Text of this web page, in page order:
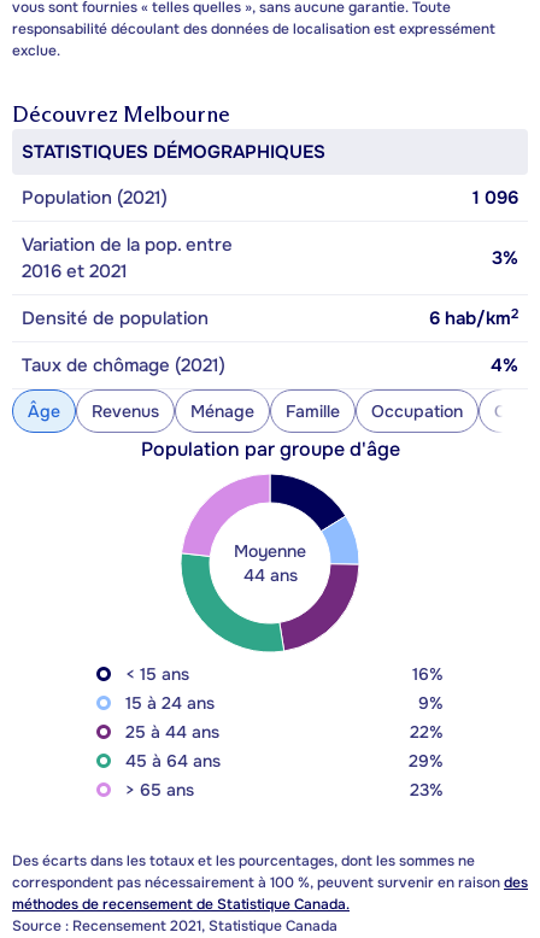
vous sont fournies « telles quelles », sans aucune garantie. Toute
responsabilité découlant des données de localisation est expressément
exclue.
Découvrez Melbourne
STATISTIQUES DÉMOGRAPHIQUES
Population (2021)
1 096
Variation de la pop. entre
2016 et 2021
3%
Densité de population 6 hab/km2
Taux de chômage (2021) 4%
Âge Revenus Ménage Famille Occupation
Population par groupe d'âge
Moyenne
44 ans
< 15 ans
16%
15 à 24 ans
9%
25 à 44 ans
22%
45 à 64 ans
29%
> 65 ans
23%
Des écarts dans les totaux et les pourcentages, dont les sommes ne
correspondent pas nécessairement à 100 %, peuvent survenir en raisondes
méthodes de recensement de Statistique Canada.
Source : Recensement 2021, Statistique Canada